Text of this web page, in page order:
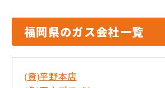
福岡県のガス会社一覧
(資)平野本店